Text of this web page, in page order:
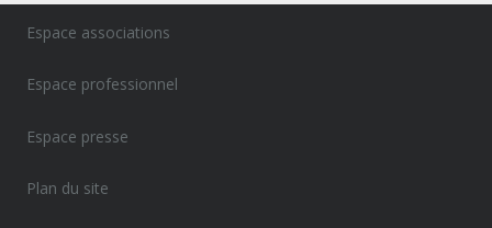
Espace associations
Espace professionnel
Espace presse
Plan du site